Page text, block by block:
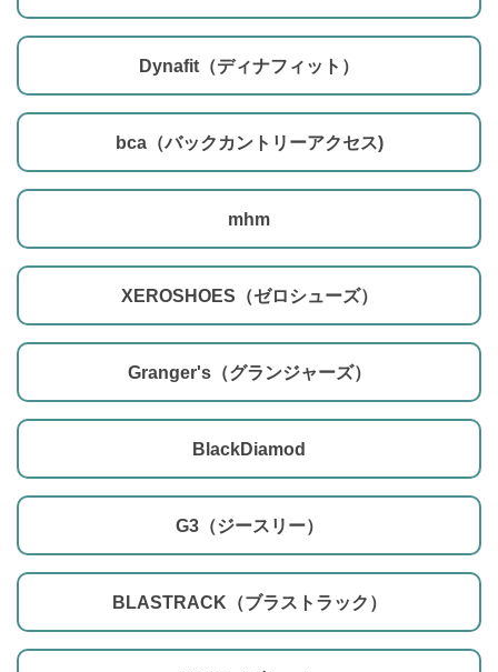
Dynafit（ディナフィット）
bca（バックカントリーアクセス)
mhm
XEROSHOES（ゼロシューズ）
Granger's（グランジャーズ）
BlackDiamod
G3（ジースリー）
BLASTRACK（ブラストラック）